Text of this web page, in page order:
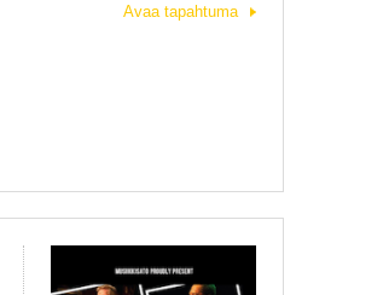
Avaa tapahtuma